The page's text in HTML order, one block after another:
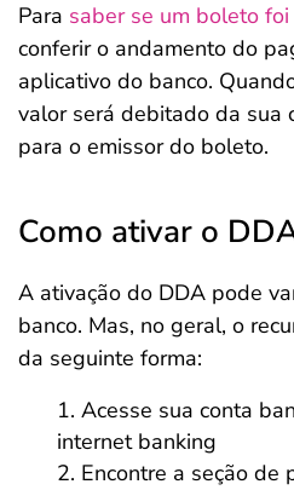
Para saber se um boleto
conferir o andamento do
aplicativo do banco.
valor será debitado da sua
para o emissor do boleto.
Como ativar o
A ativação do DDA pode
banco. Mas, no geral, o
da seguinte forma:
Acesse sua conta
internet banking
Encontre a seção de